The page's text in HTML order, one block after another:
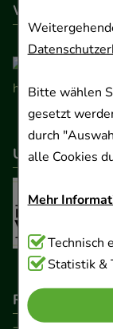
Bitte wählen
gesetzt
durch
alle Cookies
Mehr
Technisch
Cookies, die
Website
Warenkorb,
Technisch
Statistik &
Wir sind hier
Unser
Rechtliche